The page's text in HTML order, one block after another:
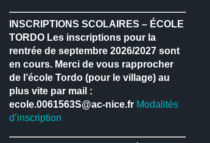
INSCRIPTIONS SCOLAIRES – ÉCOLE
TORDOLes inscriptions pour la
rentrée de septembre 2026/2027 sont
en cours. Merci de vous rapprocher
de l’école Tordo (pour le village) au
plus vite par mail :
ecole.0061563S@ac-nice.fr Modalités
d’inscription